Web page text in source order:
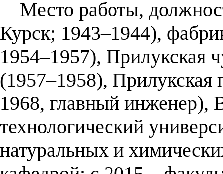
Место работы,
Курск; 1943–1944),
1954–1957), Прилукская
(1957–1958), Прилукская
1968, главный инженер),
технологический
натуральных и